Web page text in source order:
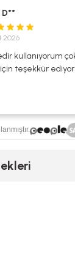
çok memnunum
❤️🌺